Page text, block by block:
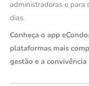
administradoras e para
dias.
Conheça o app
plataformas mais
gestão e a